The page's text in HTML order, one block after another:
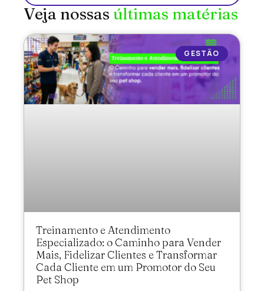
Veja nossas últimas matérias
GESTÃO
Treinamento e Atendimento
Especializado: o Caminho para Vender
Mais, Fidelizar Clientes e Transformar
Cada Cliente em um Promotor do Seu
Pet Shop